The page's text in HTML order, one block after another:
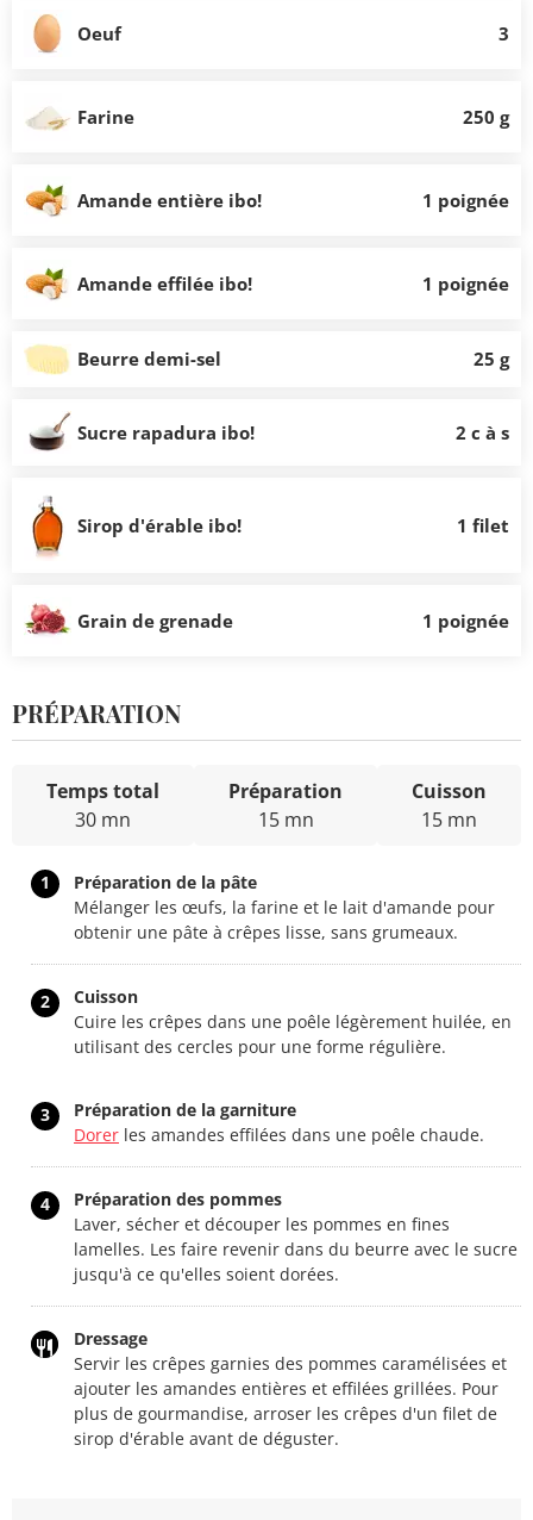
Oeuf 3
Farine 250 g
Amande entière ibo! 1 poignée
Amande effilée ibo! 1 poignée
Beurre demi-sel 25 g
Sucre rapadura ibo! 2 c à s
Sirop d'érable ibo! 1 filet
Grain de grenade 1 poignée
PRÉPARATION
Temps total
30 mn
Préparation
15 mn
Cuisson
15 mn
1
Préparation de la pâte
Mélanger les œufs, la farine et le lait d'amande pour
obtenir une pâte à crêpes lisse, sans grumeaux.
2
Cuisson
Cuire les crêpes dans une poêle légèrement huilée, en
utilisant des cercles pour une forme régulière.
3
Préparation de la garniture
Dorer les amandes effilées dans une poêle chaude.
4
Préparation des pommes
Laver, sécher et découper les pommes en fines
lamelles. Les faire revenir dans du beurre avec le sucre
jusqu'à ce qu'elles soient dorées.
Dressage
Servir les crêpes garnies des pommes caramélisées et
ajouter les amandes entières et effilées grillées. Pour
plus de gourmandise, arroser les crêpes d'un filet de
sirop d'érable avant de déguster.